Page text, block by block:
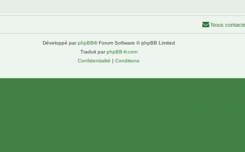
Nous
Développé parphpBB® Forum Software © phpBB Limited
Traduit parphpBB-fr.com
Confidentialité | Conditions